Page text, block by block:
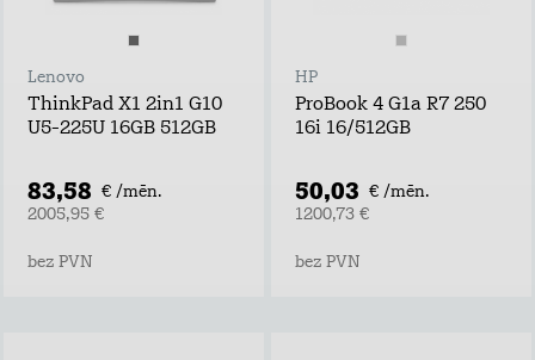
Lenovo
ThinkPad X1 2in1 G10
U5-225U 16GB 512GB
83,58 € /mēn.
2005,95 €
bez PVN
HP
ProBook 4 G1a R7 250
16i 16/512GB
50,03 € /mēn.
1200,73 €
bez PVN